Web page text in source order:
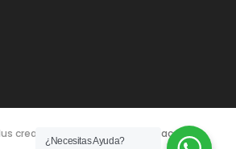
creado por Agencia SEO y Redacción
¿Necesitas Ayuda?